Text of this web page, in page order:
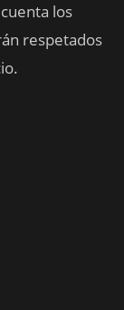
los
respetados